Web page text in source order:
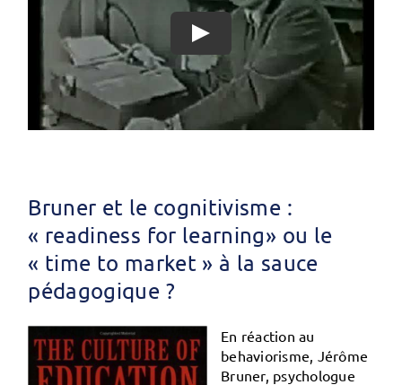
Bruner et le cognitivisme :
« readiness for learning» ou le
« time to market » à la sauce
pédagogique ?
En réaction au
behaviorisme, Jérôme
Bruner, psychologue